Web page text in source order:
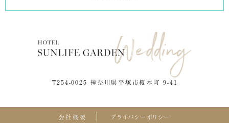
〒254-0025 神奈川県平塚市榎木町 9-41
会社概要 プライバシーポリシー